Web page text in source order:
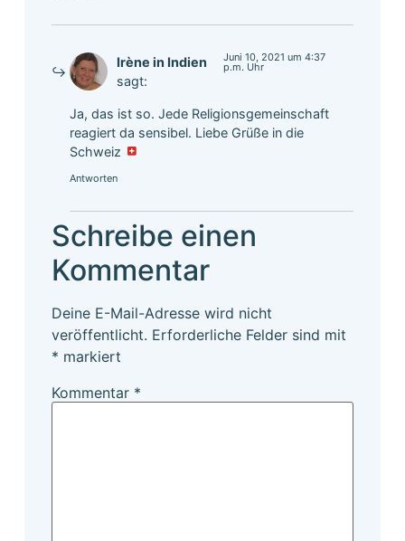
Irène in Indien
sagt:
Juni 10, 2021 um 4:37
p.m. Uhr
Ja, das ist so. Jede Religionsgemeinschaft
reagiert da sensibel. Liebe Grüße in die
Schweiz
Antworten
Schreibe einen
Kommentar
Deine E-Mail-Adresse wird nicht
veröffentlicht. Erforderliche Felder sind mit
* markiert
Kommentar *